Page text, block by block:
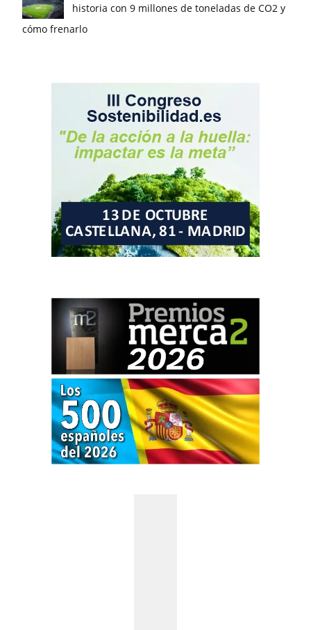
historia con 9 millones de toneladas de CO2 y
cómo frenarlo